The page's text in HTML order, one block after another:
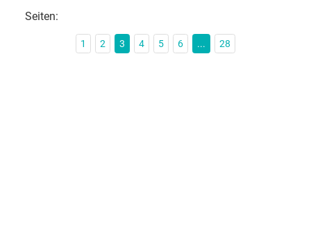
Seiten:
1 2 3 4 5 6 ... 28